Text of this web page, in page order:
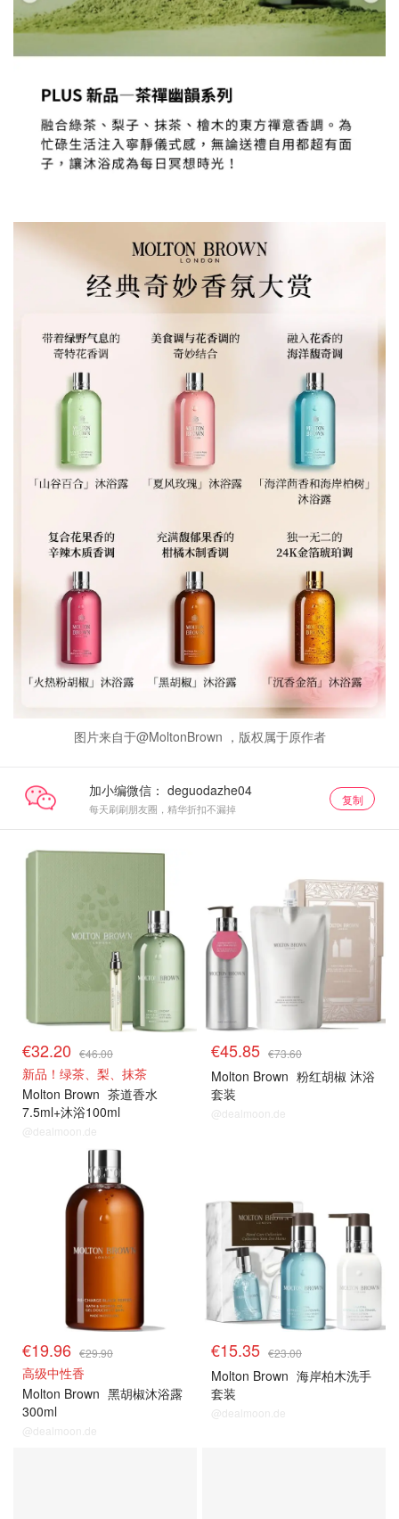
图片来自于@MoltonBrown ，版权属于原作者
加小编微信：
每天刷刷朋友圈，精华折扣不漏掉
复制
€32.20 €46.00
新品！绿茶、梨、抹茶
Molton Brown 茶道香水
7.5ml+沐浴100ml
@dealmoon.de
€45.85 €73.60
Molton Brown 粉红胡椒 沐浴
套装
@dealmoon.de
€19.96 €29.90
高级中性香
Molton Brown 黑胡椒沐浴露
300ml
@dealmoon.de
€15.35 €23.00
Molton Brown 海岸柏木洗手
套装
@dealmoon.de